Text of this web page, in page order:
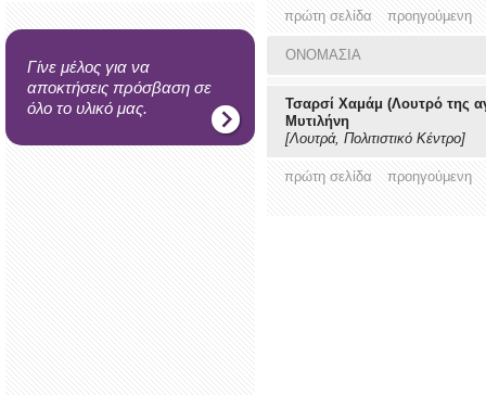
Γίνε μέλος για να
αποκτήσεις πρόσβαση σε
όλο το υλικό μας.
πρώτη σελίδα προηγούμενη
ΟΝΟΜΑΣΙΑ
Τσαρσί Χαμάμ (Λουτρό της
Μυτιλήνη
[Λουτρά, Πολιτιστικό Κέντρο]
πρώτη σελίδα προηγούμενη